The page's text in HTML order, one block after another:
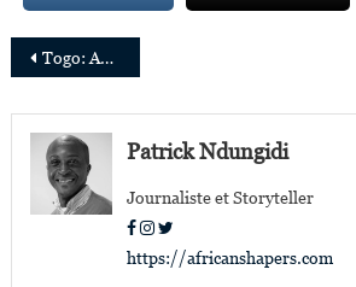
Navigation
de
l’article
Togo: Adiel Akplogan,pionnier de l’Internet en Afrique
Patrick Ndungidi
Journaliste et Storyteller
https://africanshapers.com